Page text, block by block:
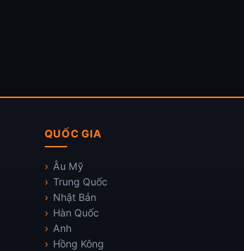
QUỐC GIA
Âu Mỹ
Trung Quốc
Nhật Bản
Hàn Quốc
Anh
Hồng Kông